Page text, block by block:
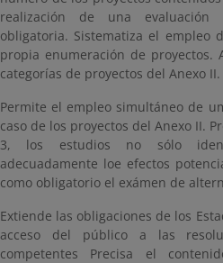
realización de una
obligatoria. Sistematiza el empleo
propia enumeración de proyectos.
categorías de proyectos del Anexo II.
Permite el empleo simultáneo de
caso de los proyectos del Anexo II.
3, los estudios no sólo
adecuadamente loe efectos
como obligatorio el exámen de
Extiende las obligaciones de los
acceso del público a las
competentes Precisa el